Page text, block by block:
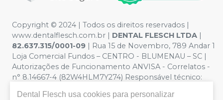
Copyright © 2024 | Todos os direitos reservados |
www.dentalflesch.com.br | DENTAL FLESCH LTDA |
82.637.315/0001-09 | Rua 15 de Novembro, 789 Andar 1
Loja Comercial Fundos – CENTRO - BLUMENAU – SC |
Autorizações de Funcionamento ANVISA - Correlatos -
n° 8.14667-4 (82W4HLM7Y274) Responsável técnico:
Política de Privacidade e Segurança - Fotos meramente
Dental Flesch usa cookies para personalizar